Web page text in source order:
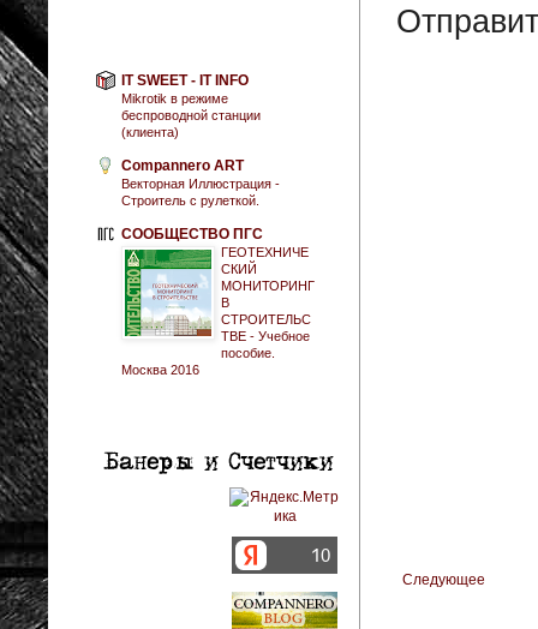
Следующее
IT SWEET - IT INFO
Mikrotik в режиме
беспроводной станции
(клиента)
Compannero ART
Векторная Иллюстрация -
Строитель с рулеткой.
СООБЩЕСТВО ПГС
ГЕОТЕХНИЧЕ
СКИЙ
МОНИТОРИНГ
В
СТРОИТЕЛЬС
ТВЕ - Учебное
пособие.
Москва 2016